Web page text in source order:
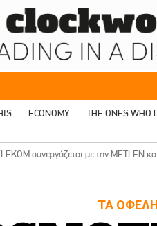
ECONOMY THE ONES WHO
συνεργάζεται με την METLEN
ΤΑ